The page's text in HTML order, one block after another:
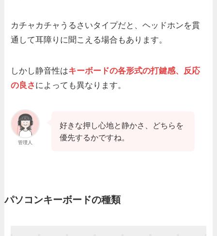
カチャカチャうるさいタイプだと、ヘッドホンを貫
通して耳障りに聞こえる場合もあります。
しかし静音性はキーボードの各形式の打鍵感、反応
の良さ によっても異なります。
管理人
好きな押し心地と静かさ、どちらを
優先するかですね。
パソコンキーボードの種類